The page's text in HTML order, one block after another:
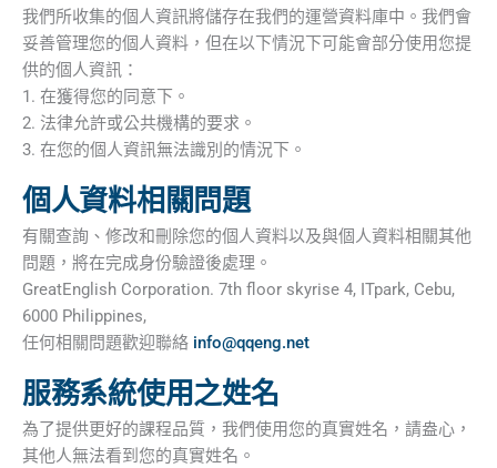
我們所收集的個人資訊將儲存在我們的運營資料庫中。我們會
妥善管理您的個人資料，但在以下情況下可能會部分使用您提
供的個人資訊：
1. 在獲得您的同意下。
2. 法律允許或公共機構的要求。
3. 在您的個人資訊無法識別的情況下。
個人資料相關問題
有關查詢、修改和刪除您的個人資料以及與個人資料相關其他
問題，將在完成身份驗證後處理。
GreatEnglish Corporation. 7th floor skyrise 4, ITpark, Cebu,
6000 Philippines,
任何相關問題歡迎聯絡 info@qqeng.net
服務系統使用之姓名
為了提供更好的課程品質，我們使用您的真實姓名，請盎心，
其他人無法看到您的真實姓名。